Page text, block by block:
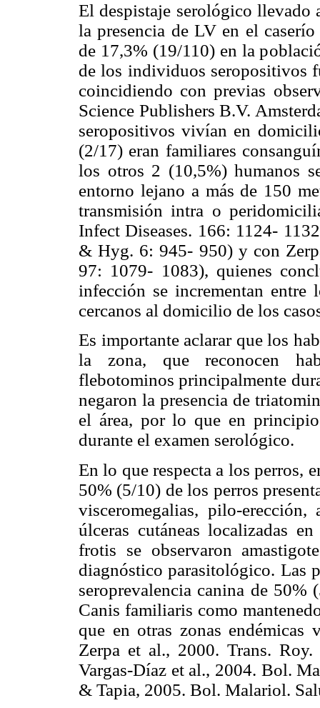
El despistaje serológico llevado
la presencia de LV en el
de 17,3% (19/110) en la
de los individuos seropositivos
coincidiendo con previas
Science Publishers B.V.
seropositivos vivían en
(2/17) eran familiares
los otros 2 (10,5%) humanos
entorno lejano a más de 150
transmisión intra o
Infect Diseases. 166: 1124-
& Hyg. 6: 945- 950) y con
97: 1079- 1083), quienes
infección se incrementan
cercanos al domicilio de los
Es importante aclarar que los
la zona, que reconocen
flebotominos principalmente
negaron la presencia de
el área, por lo que en
durante el examen serológico.
En lo que respecta a los perros,
50% (5/10) de los perros
visceromegalias, pilo-
úlceras cutáneas localizadas
frotis se observaron
diagnóstico parasitológico. Las
seroprevalencia canina de
Canis familiaris como
que en otras zonas endémicas
Zerpa et al., 2000. Trans.
Vargas-Díaz et al., 2004. Bol.
& Tapia, 2005. Bol. Malariol.